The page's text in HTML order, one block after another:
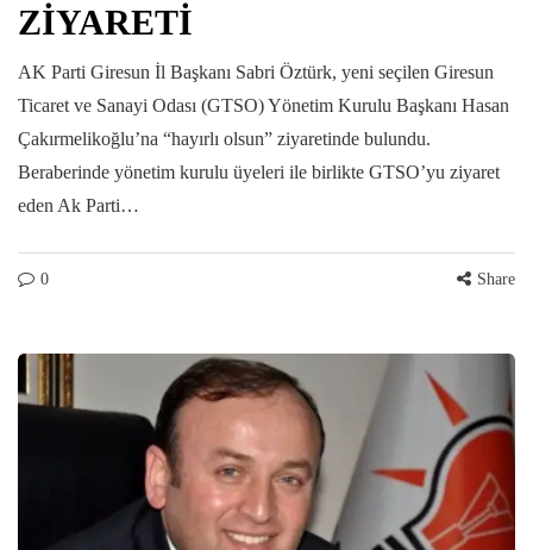
ZİYARETİ
AK Parti Giresun İl Başkanı Sabri Öztürk, yeni seçilen Giresun
Ticaret ve Sanayi Odası (GTSO) Yönetim Kurulu Başkanı Hasan
Çakırmelikoğlu’na “hayırlı olsun” ziyaretinde bulundu.
Beraberinde yönetim kurulu üyeleri ile birlikte GTSO’yu ziyaret
eden Ak Parti…
0 Share